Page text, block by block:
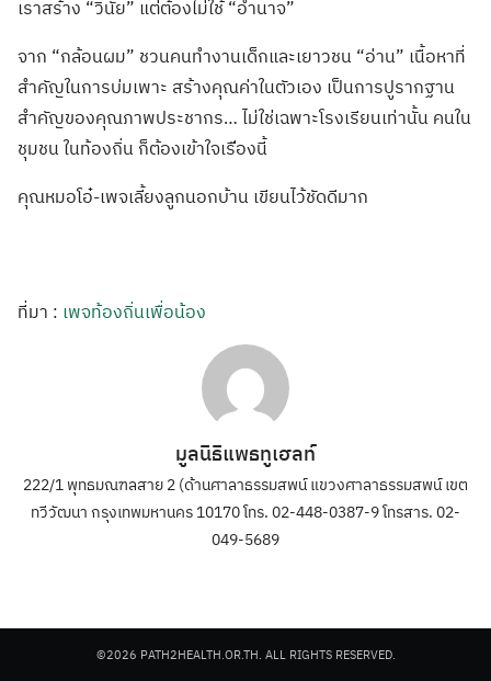
เราสร้าง “วินัย” แต่ต้องไม่ใช้ “อำนาจ”
จาก “กล้อนผม” ชวนคนทำงานเด็กและเยาวชน “อ่าน” เนื้อหาที่
สำคัญในการบ่มเพาะ สร้างคุณค่าในตัวเอง เป็นการปูรากฐาน
สำคัญของคุณภาพประชากร… ไม่ใช่เฉพาะโรงเรียนเท่านั้น คนใน
ชุมชน ในท้องถิ่น ก็ต้องเข้าใจเรื่องนี้
คุณหมอโอ๋-เพจเลี้ยงลูกนอกบ้าน เขียนไว้ชัดดีมาก
ที่มา : เพจท้องถิ่นเพื่อน้อง
มูลนิธิแพธทูเฮลท์
222/1 พุทธมณฑลสาย 2 (ด้านศาลาธรรมสพน์ แขวงศาลาธรรมสพน์ เขต
ทวีวัฒนา กรุงเทพมหานคร 10170 โทร. 02-448-0387-9 โทรสาร. 02-
049-5689
©2026 PATH2HEALTH.OR.TH. ALL RIGHTS RESERVED.